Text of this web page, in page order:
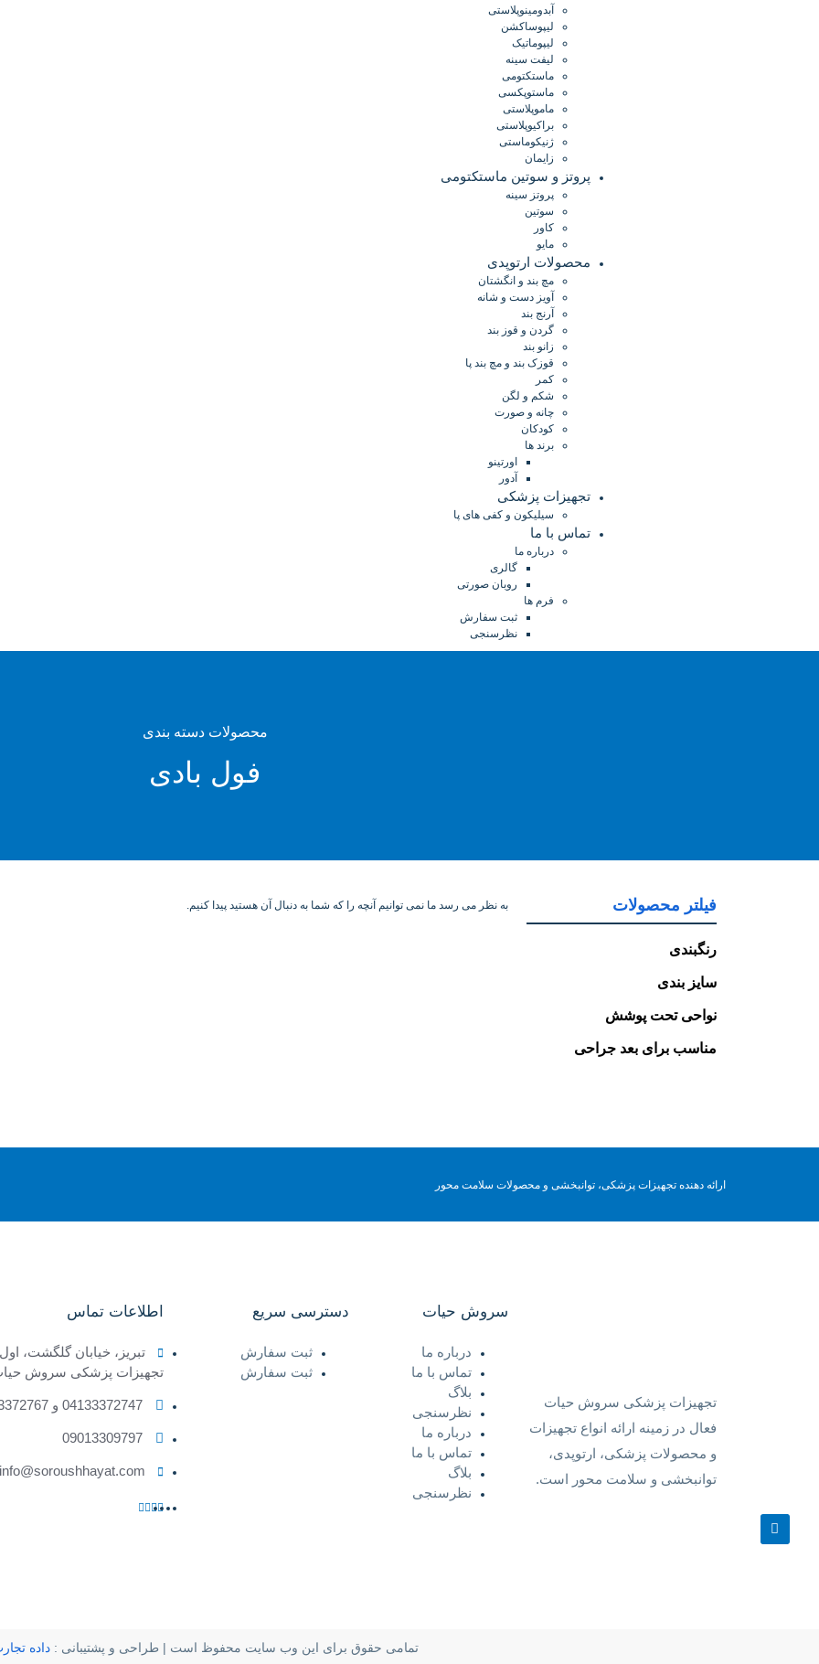
آبدومینوپلاستی
لیپوساکشن
لیپوماتیک
لیفت سینه
ماستکتومی
ماستوپکسی
ماموپلاستی
براکیوپلاستی
ژنیکوماستی
زایمان
پروتز و سوتین ماستکتومی
پروتز سینه
سوتین
کاور
مایو
محصولات ارتوپدی
مچ بند و انگشتان
آویز دست و شانه
آرنج بند
گردن و قوز بند
زانو بند
قوزک بند و مچ بند پا
کمر
شکم و لگن
چانه و صورت
کودکان
برند ها
اورتینو
آدور
تجهیزات پزشکی
سیلیکون و کفی های پا
تماس با ما
درباره ما
گالری
روبان صورتی
فرم ها
ثبت سفارش
نظرسنجی
محصولات دسته بندی
فول بادی
فیلتر محصولات
رنگبندی
سایز بندی
نواحی تحت پوشش
مناسب برای بعد جراحی
به نظر می رسد ما نمی توانیم آنچه را که شما به دنبال آن هستید پیدا کنیم.
ارائه دهنده تجهیزات پزشکی، توانبخشی و محصولات سلامت محور
تجهیزات پزشکی سروش حیات
فعال در زمینه ارائه انواع تجهیزات
و محصولات پزشکی، ارتوپدی،
توانبخشی و سلامت محور است.
سروش حیات
درباره ما
تماس با ما
بلاگ
نظرسنجی
درباره ما
تماس با ما
بلاگ
نظرسنجی
دسترسی سریع
ثبت سفارش
ثبت سفارش
اطلاعات تماس
تبریز، خیابان گلگشت،
تجهیزات پزشکی سروش
04133372747 و 04133372767
09013309797
تمامی حقوق برای این وب سایت محفوظ است | طراحی و پشتیبانی :داده